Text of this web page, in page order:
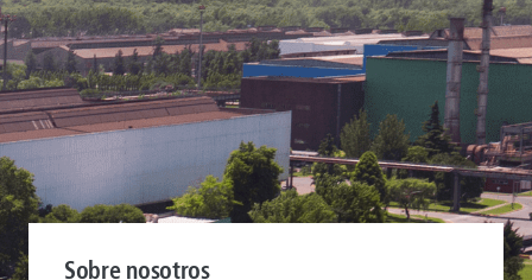
Sobre nosotros